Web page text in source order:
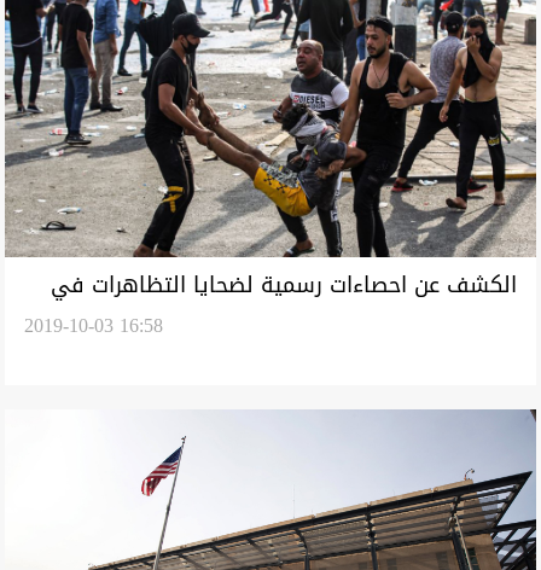
الكشف عن احصاءات رسمية لضحايا التظاهرات في
2019-10-03 16:58